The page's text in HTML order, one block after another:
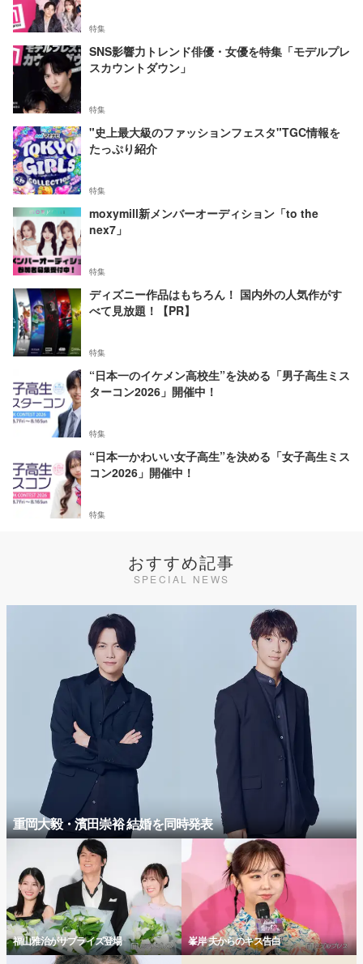
特集
SNS影響力トレンド俳優・女優を特集「モデルプレ
スカウントダウン」
特集
"史上最大級のファッションフェスタ"TGC情報を
たっぷり紹介
特集
moxymill新メンバーオーディション「to the
nex7」
特集
ディズニー作品はもちろん！ 国内外の人気作がす
べて見放題！【PR】
特集
“日本一のイケメン高校生”を決める「男子高生ミス
ターコン2026」開催中！
特集
“日本一かわいい女子高生”を決める「女子高生ミス
コン2026」開催中！
特集
おすすめ記事
SPECIAL NEWS
重岡大毅・濱田崇裕 結婚を同時発表
福山雅治がサプライズ登場 峯岸 夫からのキス告白